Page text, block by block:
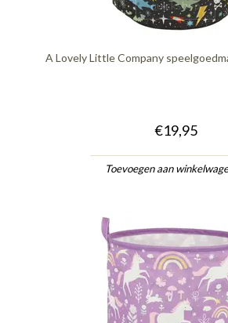
quickshop
A Lovely Little Company
€19,95
Toevoegen aan